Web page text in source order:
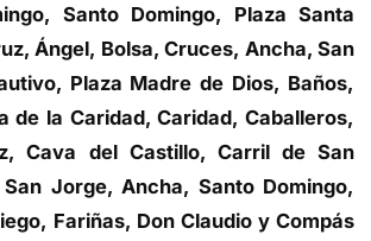
Santo Domingo, Plaza Santa
Ángel, Bolsa, Cruces, Ancha, San
Plaza Madre de Dios, Baños,
de la Caridad, Caridad, Caballeros,
Cava del Castillo, Carril de San
San Jorge, Ancha, Santo Domingo,
Fariñas, Don Claudio y Compás